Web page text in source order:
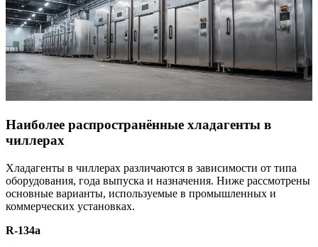
Наиболее распространённые хладагенты в
чиллерах
Хладагенты в чиллерах различаются в зависимости от типа
оборудования, года выпуска и назначения. Ниже рассмотрены
основные варианты, используемые в промышленных и
коммерческих установках.
R-134a